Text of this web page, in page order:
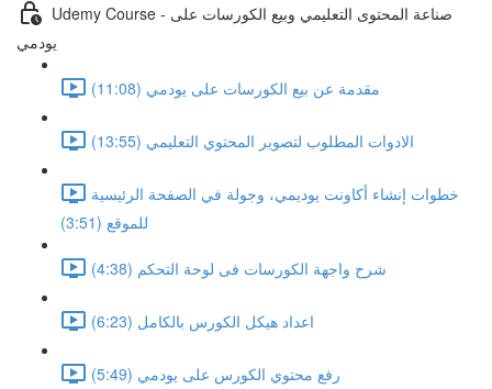
Udemy Course - صناعة المحتوى التعليمي وبيع الكورسات على
يودمي
مقدمة عن بيع الكورسات على يودمي (11:08)
الادوات المطلوب لتصوير المحتوي التعليمي (13:55)
خطوات إنشاء أكاونت يوديمي، وجولة في الصفحة الرئيسية
للموقع (3:51)
شرح واجهة الكورسات فى لوحة التحكم (4:38)
اعداد هيكل الكورس بالكامل (6:23)
رفع محتوي الكورس على يودمي (5:49)